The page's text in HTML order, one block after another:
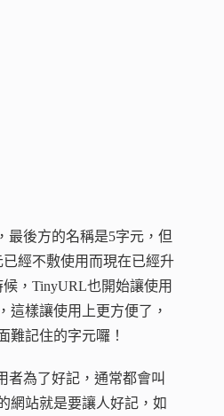
最後方的名稱是5字元，但
經不敷使用而現在已經升
，TinyURL也開始讓使用
這樣讓使用上更方便了，
難記住的字元囉！
者為了好記，通常都會叫
網站就是要讓人好記，如